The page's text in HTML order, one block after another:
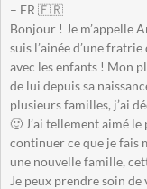
– FR 🇫🇷
Bonjour ! Je m’appelle
suis l’ainée d’une
avec les enfants ! Mon
de lui depuis sa
plusieurs familles, j’ai
🙂 J’ai tellement aimé le
continuer ce que je fais
une nouvelle famille,
Je peux prendre soin